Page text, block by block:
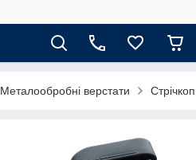
Металообробні верстати